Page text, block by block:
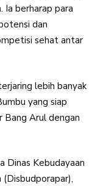
Ia berharap para
dan
sehat antar
lebih banyak
yang siap
Bang Arul dengan
Dinas Kebudayaan